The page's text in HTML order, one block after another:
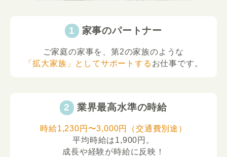
家事のパートナー
ご家庭の家事を、第2の家族のような
「拡大家族」としてサポートする お仕事です。
業界最高水準の時給
時給1,230円〜3,000円（交通費別途）
平均時給は1,900円。
成長や経験が時給に反映！